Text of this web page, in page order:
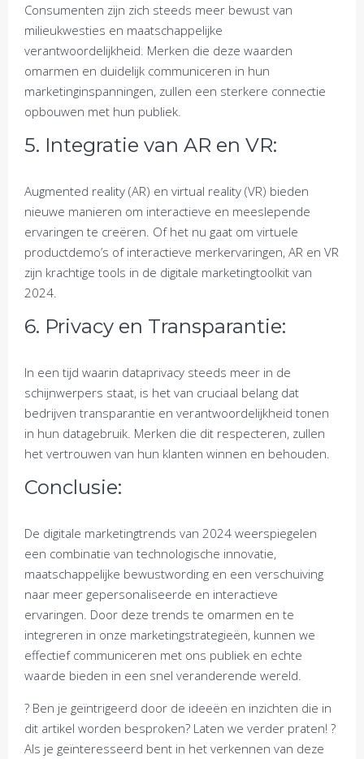
Consumenten zijn zich steeds meer bewust van
milieukwesties en maatschappelijke
verantwoordelijkheid. Merken die deze waarden
omarmen en duidelijk communiceren in hun
marketinginspanningen, zullen een sterkere connectie
opbouwen met hun publiek.
5. Integratie van AR en VR:
Augmented reality (AR) en virtual reality (VR) bieden
nieuwe manieren om interactieve en meeslepende
ervaringen te creëren. Of het nu gaat om virtuele
productdemo’s of interactieve merkervaringen, AR en VR
zijn krachtige tools in de digitale marketingtoolkit van
2024.
6. Privacy en Transparantie:
In een tijd waarin dataprivacy steeds meer in de
schijnwerpers staat, is het van cruciaal belang dat
bedrijven transparantie en verantwoordelijkheid tonen
in hun datagebruik. Merken die dit respecteren, zullen
het vertrouwen van hun klanten winnen en behouden.
Conclusie:
De digitale marketingtrends van 2024 weerspiegelen
een combinatie van technologische innovatie,
maatschappelijke bewustwording en een verschuiving
naar meer gepersonaliseerde en interactieve
ervaringen. Door deze trends te omarmen en te
integreren in onze marketingstrategieën, kunnen we
effectief communiceren met ons publiek en echte
waarde bieden in een snel veranderende wereld.
? Ben je geïntrigeerd door de ideeën en inzichten die in
dit artikel worden besproken? Laten we verder praten! ?
Als je geïnteresseerd bent in het verkennen van deze